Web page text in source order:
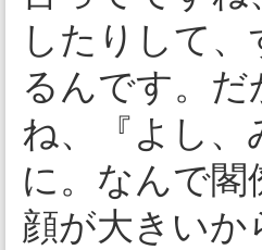
したりして
るんです。
ね、『よし
に。なんで
顔が大きい